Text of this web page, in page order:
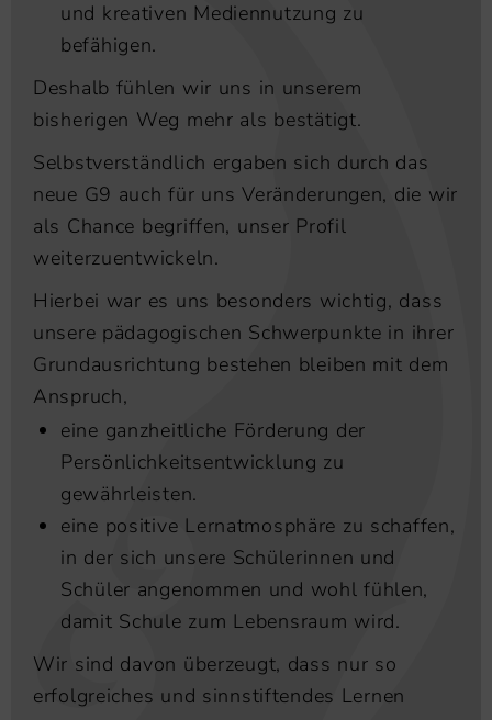
und kreativen Mediennutzung zu
befähigen.
Deshalb fühlen wir uns in unserem
bisherigen Weg mehr als bestätigt.
Selbstverständlich ergaben sich durch das
neue G9 auch für uns Veränderungen, die wir
als Chance begriffen, unser Profil
weiterzuentwickeln.
Hierbei war es uns besonders wichtig, dass
unsere pädagogischen Schwerpunkte in ihrer
Grundausrichtung bestehen bleiben mit dem
Anspruch,
eine ganzheitliche Förderung der
Persönlichkeitsentwicklung zu
gewährleisten.
eine positive Lernatmosphäre zu schaffen,
in der sich unsere Schülerinnen und
Schüler angenommen und wohl fühlen,
damit Schule zum Lebensraum wird.
Wir sind davon überzeugt, dass nur so
erfolgreiches und sinnstiftendes Lernen